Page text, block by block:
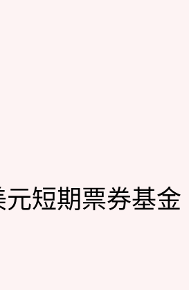
短期票券基金